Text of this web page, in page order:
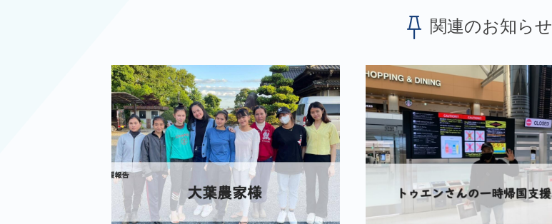
関連のお知らせ